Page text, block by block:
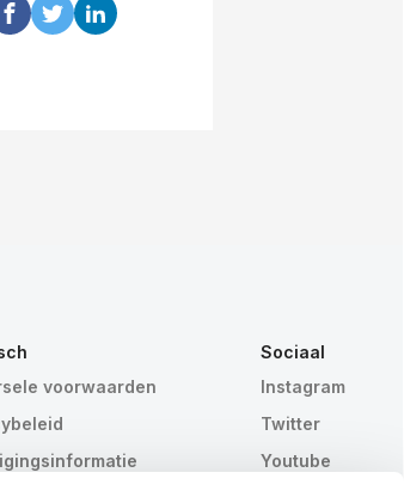
voorwaarden
Sociaal
Instagram
Twitter
Youtube